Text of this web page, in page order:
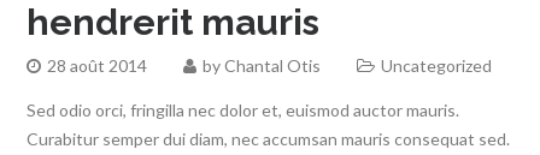
hendrerit mauris
28 août 2014 byChantal Otis Uncategorized
Sed odio orci, fringilla nec dolor et, euismod auctor mauris.
Curabitur semper dui diam, nec accumsan mauris consequat sed.